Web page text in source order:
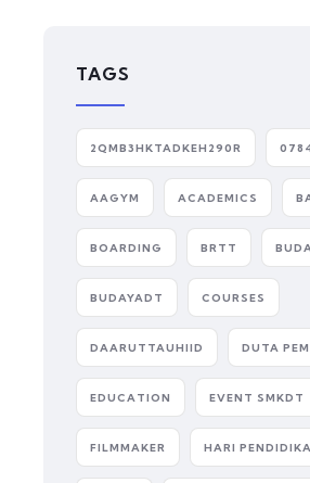
TAGS
2QMB3HKTADKEH290R
AAGYM ACADEMICS
BOARDING BRTT
BUDAYADT COURSES
DAARUTTAUHIID DUTA
EDUCATION EVENT SMKDT
FILMMAKER HARI